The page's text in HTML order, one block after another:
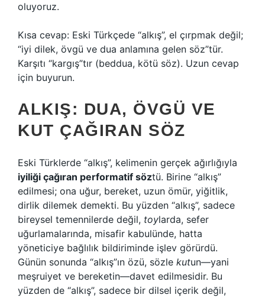
oluyoruz.
Kısa cevap: Eski Türkçede “alkış”, el çırpmak değil;
“iyi dilek, övgü ve dua anlamına gelen söz”tür.
Karşıtı “kargış”tır (beddua, kötü söz). Uzun cevap
için buyurun.
ALKIŞ: DUA, ÖVGÜ VE
KUT ÇAĞIRAN SÖZ
Eski Türklerde “alkış”, kelimenin gerçek ağırlığıyla
iyiliği çağıran performatif söztü. Birine “alkış”
edilmesi; ona uğur, bereket, uzun ömür, yiğitlik,
dirlik dilemek demekti. Bu yüzden “alkış”, sadece
bireysel temennilerde değil, toylarda, sefer
uğurlamalarında, misafir kabulünde, hatta
yöneticiye bağlılık bildiriminde işlev görürdü.
Günün sonunda “alkış”ın özü, sözle kutun—yani
meşruiyet ve bereketin—davet edilmesidir. Bu
yüzden de “alkış”, sadece bir dilsel içerik değil,